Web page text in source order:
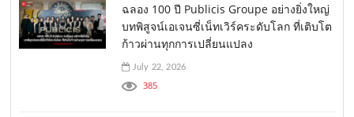
ฉลอง 100 ปี Publicis Groupe อย่างยิ่งใหญ่
บทพิสูจน์เอเจนซี่เน็ทเวิร์คระดับโลก ที่เติบโต
ก้าวผ่านทุกการเปลี่ยนแปลง
July 22, 2026
385